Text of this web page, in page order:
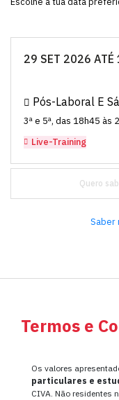
29 SET 2026
Pós-Laboral E
3ª e 5ª, das 18h45 às
Live-Training
Quero
Saber
Termos e
Os valores
particulares e
CIVA. Não residentes